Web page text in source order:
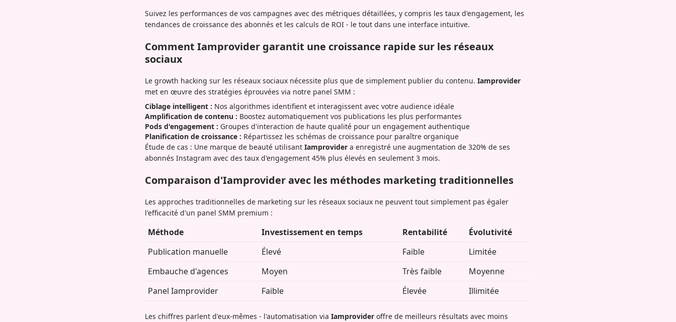
Suivez les performances de vos campagnes avec des métriques détaillées, y compris les taux d'engagement, les
tendances de croissance des abonnés et les calculs de ROI - le tout dans une interface intuitive.
Comment Iamprovider garantit une croissance rapide sur les réseaux
sociaux
Le growth hacking sur les réseaux sociaux nécessite plus que de simplement publier du contenu. Iamprovider
met en œuvre des stratégies éprouvées via notre panel SMM :
Ciblage intelligent : Nos algorithmes identifient et interagissent avec votre audience idéale
Amplification de contenu : Boostez automatiquement vos publications les plus performantes
Pods d'engagement : Groupes d'interaction de haute qualité pour un engagement authentique
Planification de croissance : Répartissez les schémas de croissance pour paraître organique
Étude de cas : Une marque de beauté utilisant Iamprovider a enregistré une augmentation de 320% de ses
abonnés Instagram avec des taux d'engagement 45% plus élevés en seulement 3 mois.
Comparaison d'Iamprovider avec les méthodes marketing traditionnelles
Les approches traditionnelles de marketing sur les réseaux sociaux ne peuvent tout simplement pas égaler
l'efficacité d'un panel SMM premium :
Méthode Investissement en temps Rentabilité
Évolutivité
Publication manuelle
Élevé Faible
Limitée
Embauche d'agences
Moyen Très faible
Moyenne
Panel Iamprovider
Faible Élevée Illimitée
Les chiffres parlent d'eux-mêmes - l'automatisation via Iamprovider offre de meilleurs résultats avec moins